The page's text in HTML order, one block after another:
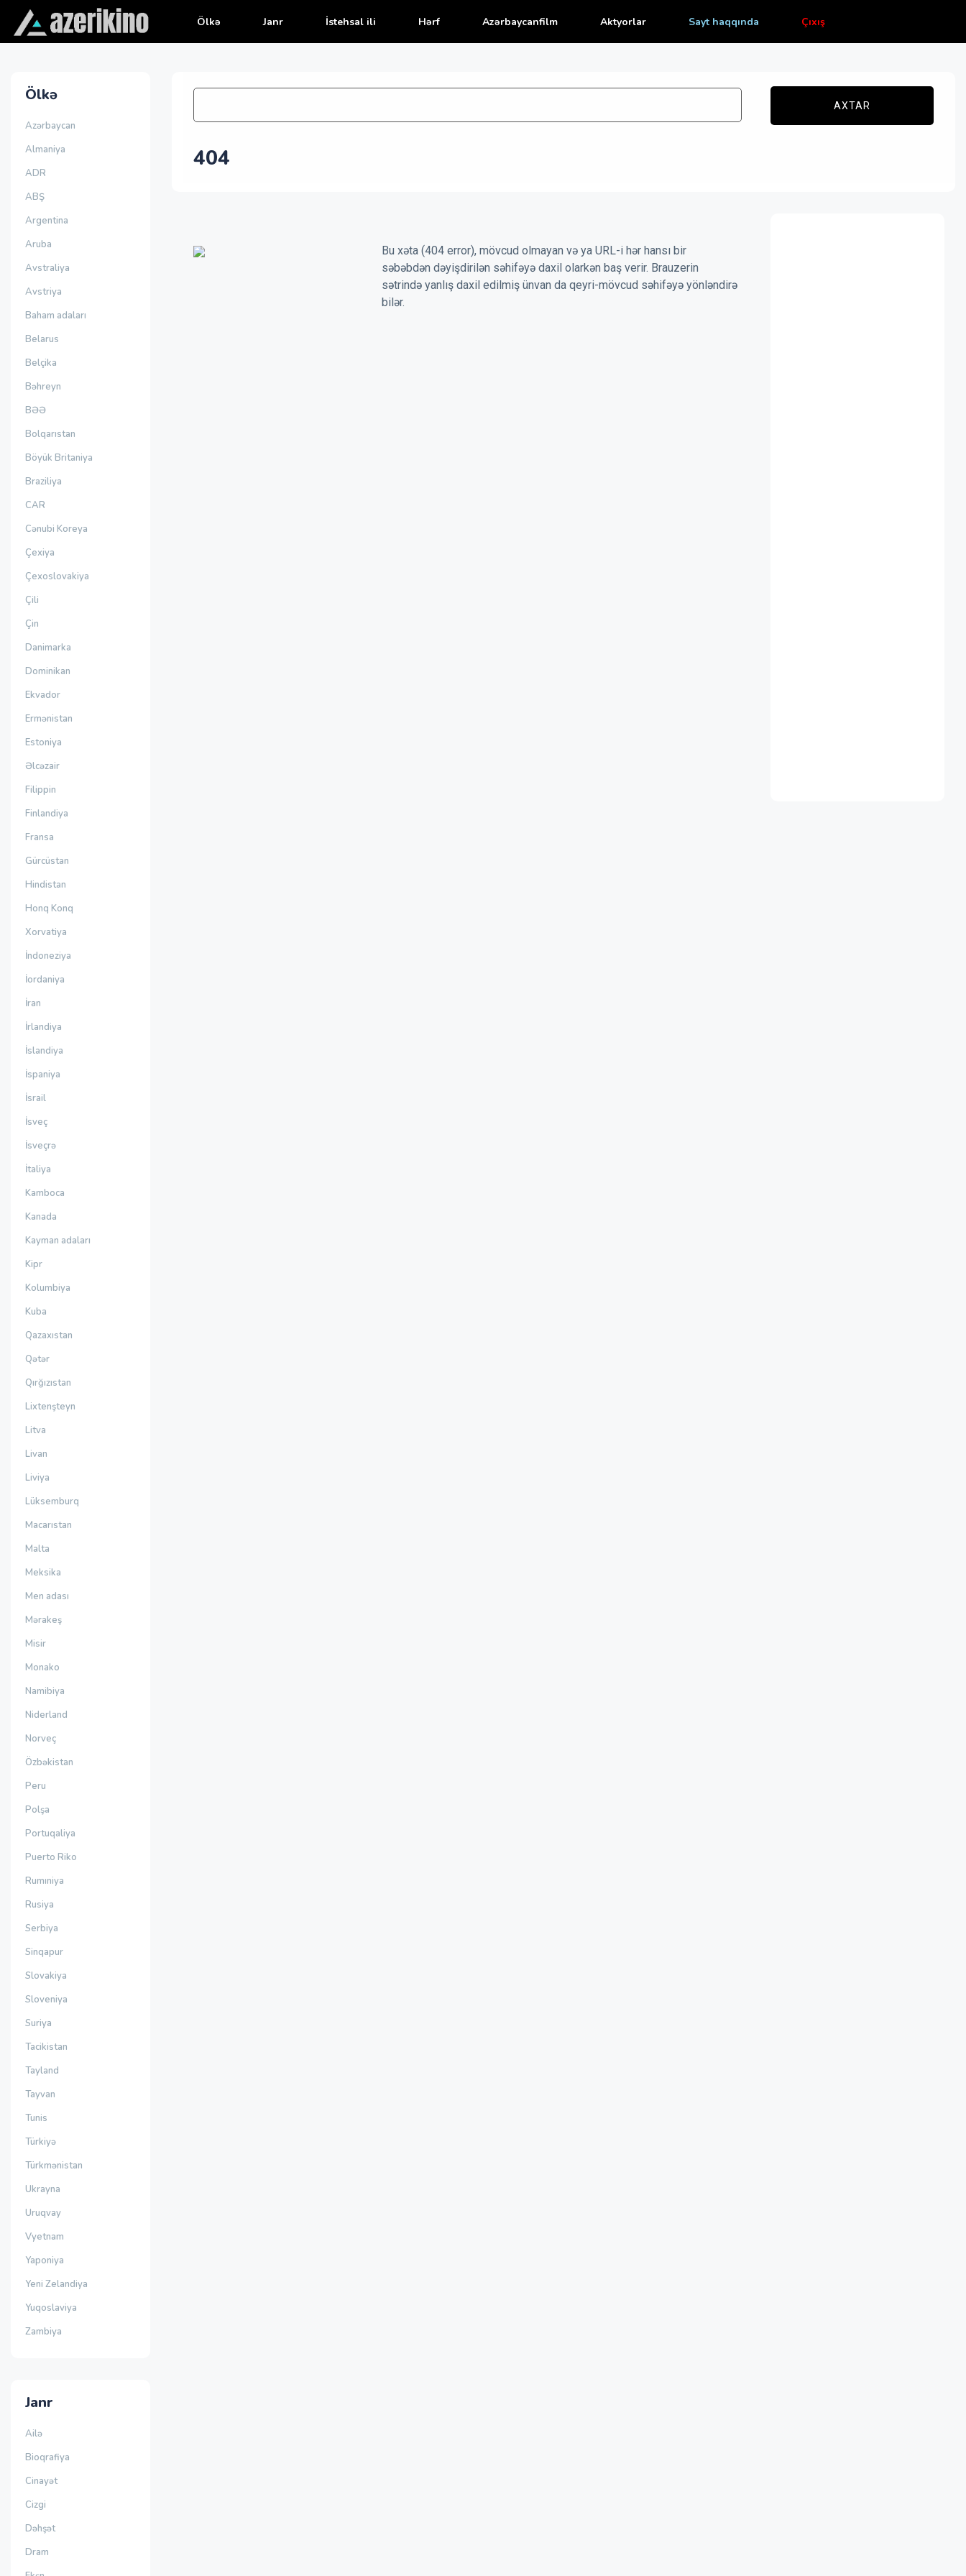
Ölkə Janr İstehsal ili Hərf Azərbaycanfilm Aktyorlar Sayt haqqında Çıxış
Ölkə
Azərbaycan
Almaniya
ADR
ABŞ
Argentina
Aruba
Avstraliya
Avstriya
Baham adaları
Belarus
Belçika
Bəhreyn
BƏƏ
Bolqarıstan
Böyük Britaniya
Braziliya
CAR
Cənubi Koreya
Çexiya
Çexoslovakiya
Çili
Çin
Danimarka
Dominikan
Ekvador
Ermənistan
Estoniya
Əlcəzair
Filippin
Finlandiya
Fransa
Gürcüstan
Hindistan
Honq Konq
Xorvatiya
İndoneziya
İordaniya
İran
İrlandiya
İslandiya
İspaniya
İsrail
İsveç
İsveçrə
İtaliya
Kamboca
Kanada
Kayman adaları
Kipr
Kolumbiya
Kuba
Qazaxıstan
Qətər
Qırğızıstan
Lixtenşteyn
Litva
Livan
Liviya
Lüksemburq
Macarıstan
Malta
Meksika
Men adası
Mərakeş
Misir
Monako
Namibiya
Niderland
Norveç
Özbəkistan
Peru
Polşa
Portuqaliya
Puerto Riko
Rumıniya
Rusiya
Serbiya
Sinqapur
Slovakiya
Sloveniya
Suriya
Tacikistan
Tayland
Tayvan
Tunis
Türkiyə
Türkmənistan
Ukrayna
Uruqvay
Vyetnam
Yaponiya
Yeni Zelandiya
Yuqoslaviya
Zambiya
Janr
Ailə
Bioqrafiya
Cinayət
Cizgi
Dəhşət
Dram
AXTAR
404
Bu xəta (404 error), mövcud olmayan və ya URL-i hər hansı bir
səbəbdən dəyişdirilən səhifəyə daxil olarkən baş verir. Brauzerin
sətrində yanlış daxil edilmiş ünvan da qeyri-mövcud səhifəyə yönləndirə
bilər.